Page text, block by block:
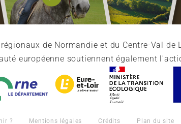
de Normandie et du Centre-Val de
européenne soutiennent également
? Mentions légales Crédits Plan du site